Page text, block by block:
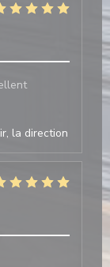
la direction